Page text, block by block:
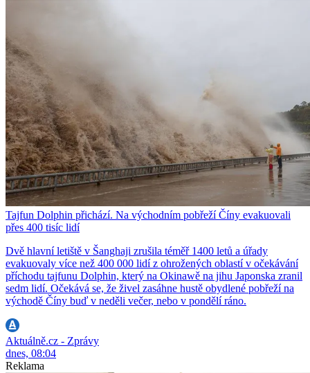
Tajfun Dolphin přichází. Na východním pobřeží Číny evakuovali
přes 400 tisíc lidí
Dvě hlavní letiště v Šanghaji zrušila téměř 1400 letů a úřady
evakuovaly více než 400 000 lidí z ohrožených oblastí v očekávání
příchodu tajfunu Dolphin, který na Okinawě na jihu Japonska zranil
sedm lidí. Očekává se, že živel zasáhne hustě obydlené pobřeží na
východě Číny buď v neděli večer, nebo v pondělí ráno.
Aktuálně.cz - Zprávy
dnes, 08:04
Reklama